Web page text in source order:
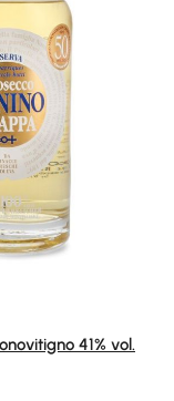
5 Sternen
41% vol.